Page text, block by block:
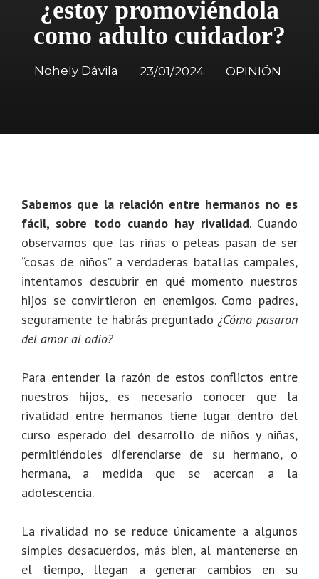
¿estoy promoviéndola
como adulto cuidador?
Nohely Dávila 23/01/2024 OPINIÓN
Sabemos que la relación entre hermanos no es
fácil, sobre todo cuando hay rivalidad. Cuando
observamos que las riñas o peleas pasan de ser
“cosas de niños” a verdaderas batallas campales,
intentamos descubrir en qué momento nuestros
hijos se convirtieron en enemigos. Como padres,
seguramente te habrás preguntado¿Cómo pasaron
del amor al odio?
Para entender la razón de estos conflictos entre
nuestros hijos, es necesario conocer que la
rivalidad entre hermanos tiene lugar dentro del
curso esperado del desarrollo de niños y niñas,
permitiéndoles diferenciarse de su hermano, o
hermana, a medida que se acercan a la
adolescencia.
La rivalidad no se reduce únicamente a algunos
simples desacuerdos, más bien, al mantenerse en
el tiempo, llegan a generar cambios en su